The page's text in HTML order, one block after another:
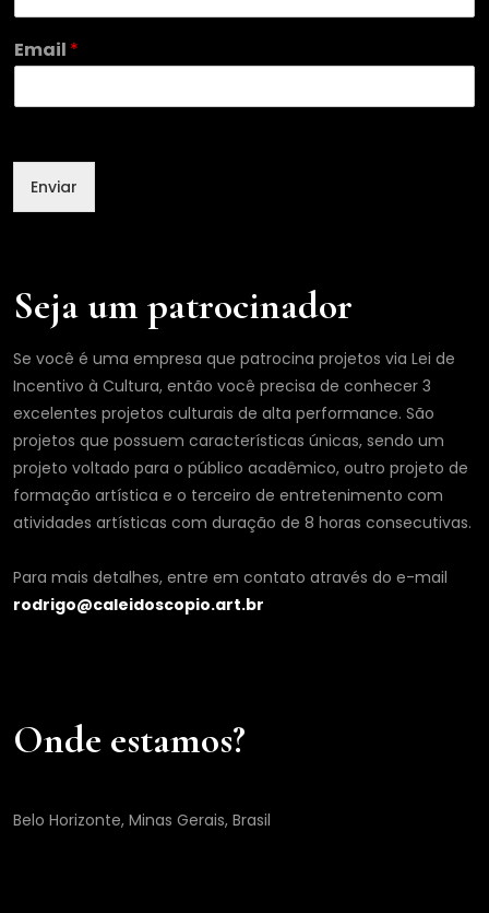
N
o
e
m
E
l
Email *
Enviar
Seja um patrocinador
Se você é uma empresa que patrocina projetos via Lei de
Incentivo à Cultura, então você precisa de conhecer 3
excelentes projetos culturais de alta performance. São
projetos que possuem características únicas, sendo um
projeto voltado para o público acadêmico, outro projeto de
formação artística e o terceiro de entretenimento com
atividades artísticas com duração de 8 horas consecutivas.
Para mais detalhes, entre em contato através do e-mail
rodrigo@caleidoscopio.art.br
Onde estamos?
Belo Horizonte, Minas Gerais, Brasil